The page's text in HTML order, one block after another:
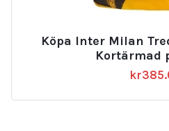
Köpa Inter Milan
Kortärmad
kr